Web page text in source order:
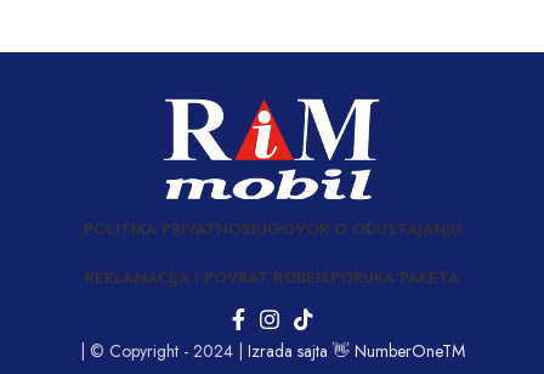
POLITIKA PRIVATNOSIUGOVOR O ODUSTAJANJU
REKLAMACIJA I POVRAT ROBEISPORUKA PAKETA
| © Copyright - 2024 | Izrada sajta 👋 NumberOneTM